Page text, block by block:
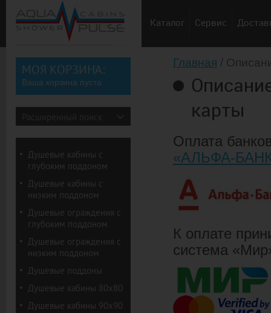
Каталог Сервис
Советы по выбору
Главная /
карты
Оплата
«АЛЬФА-
К оплате
система
МОЯ КОРЗИНА:
Ваша корзина пуста
Душевые кабины с
глубоким поддоном
Душевые кабины с
низким поддоном
Душевые ограждения с
глубоким поддоном
Душевые ограждения с
низким поддоном
Душевые поддоны
Душевые кабины 80х80
Душевые кабины 90х90